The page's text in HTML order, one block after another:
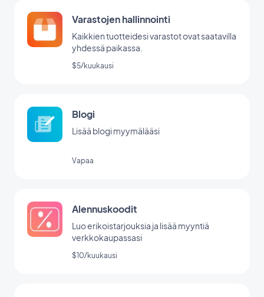
Varastojen hallinnointi
Kaikkien tuotteidesi varastot ovat saatavilla
yhdessä paikassa.
$5/kuukausi
Blogi
Lisää blogi myymälääsi
Vapaa
Alennuskoodit
Luo erikoistarjouksia ja lisää myyntiä
verkkokaupassasi
$10/kuukausi